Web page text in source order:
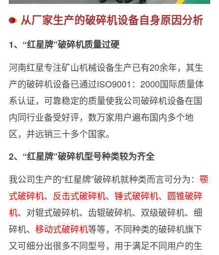
从厂家生产的破碎机设备自身原因分析
1、“红星牌”破碎机质量过硬
河南红星专注矿山机械设备生产已有20余年，其生
产的破碎机设备已通过ISO9001：2000国际质量体
系认证，可靠稳定的质量使我公司破碎机设备在国
内同行业备受好评，数万家用户遍布国内多个地
区，并远销三十多个国家。
2、“红星牌”破碎机型号种类较为齐全
我公司生产的“红星牌”破碎机就种类而言可分为： 颚
式破碎机、 反击式破碎机、 锤式破碎机、 圆锥破碎
机、对辊式破碎机、齿辊破碎机、双级破碎机、细
碎机、 移动式破碎机等等，不同种类的破碎机旗下
又可细分出很多不同型号，用于满足不同用户的生